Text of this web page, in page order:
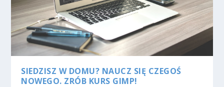
SIEDZISZ W DOMU? NAUCZ SIĘ CZEGOŚ
NOWEGO. ZRÓB KURS GIMP!